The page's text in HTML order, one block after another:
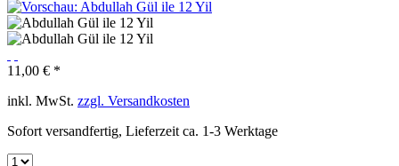
11,00 € *
inkl. MwSt. zzgl. Versandkosten
Sofort versandfertig, Lieferzeit ca. 1-3 Werktage